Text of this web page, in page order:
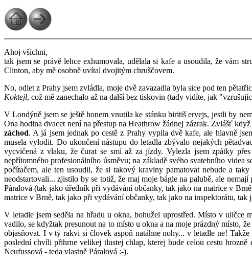
Ahoj všichni,
tak jsem se právě lehce exhumovala, udělala si kafe a usoudila, že vám
Clinton, aby mě osobně uvítal dvojitým chruščovem.
No, odlet z Prahy jsem zvládla, moje dvě zavazadla byla sice pod ten
Koktejl, což mě zanechalo až na další bez tiskovin (tady vidíte, jak
V Londýně jsem se ještě honem vnutila ke stánku biritiš ervejs, jestli by
Ona hodina dvacet není na přestup na Heathrow žádnej zázrak. Zvlášť
záchod. A já jsem jednak po cestě z Prahy vypila dvě kafe, ale hlavně
musela vylodit. Do ukončení nástupu do letadla zbývalo nejakých
vycvičená z vlaku, že čurat se smí až za jízdy. Vylezla jsem zpátky
nepřítomného profesionálního úsměvu; na základě svého svatebního
počítačem, ale ten usoudil, že si takový kraviny pamatovat nebude a
neodstartovali... zjistilo by se totiž, že maj moje bágle na palubě, ale
Páralová (tak jako úředník při vydávání občanky, tak jako na matrice v
matrice v Brně, tak jako při vydávání občanky, tak jako na inspektorátu, tak
V letadle jsem seděla na hřadu u okna, bohužel uprostřed. Místo v
vadilo, se kdyžtak presunout na to místo u okna a na moje prázdný místo,
objasňovat. I v tý rakvi si človek aspoň natáhne nohy... v letadle ne!
poslední chvíli přihrne velikej tlustej chlap, kterej bude celou cestu
Neufussová - teda vlastně Páralová :-).